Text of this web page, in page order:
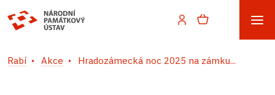
Rabí Akce Hradozámecká noc 2025 na zámku...